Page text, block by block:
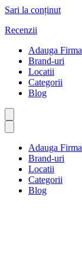
Sari la conținut
Recenzii
Adauga Firma
Brand-uri
Locatii
Categorii
Blog
Adauga Firma
Brand-uri
Locatii
Categorii
Blog